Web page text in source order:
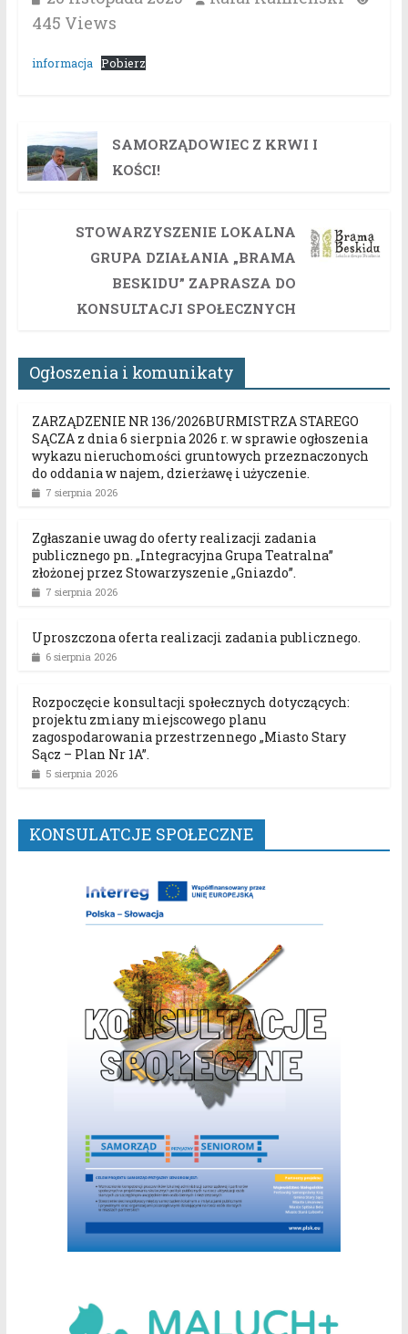
445 Views
informacja Pobierz
SAMORZĄDOWIEC Z KRWI I
KOŚCI!
STOWARZYSZENIE LOKALNA
GRUPA DZIAŁANIA „BRAMA
BESKIDU” ZAPRASZA DO
KONSULTACJI SPOŁECZNYCH
Ogłoszenia i komunikaty
ZARZĄDZENIE NR 136/2026BURMISTRZA STAREGO
SĄCZA z dnia 6 sierpnia 2026 r. w sprawie ogłoszenia
wykazu nieruchomości gruntowych przeznaczonych
do oddania w najem, dzierżawę i użyczenie.
7 sierpnia 2026
Zgłaszanie uwag do oferty realizacji zadania
publicznego pn. „Integracyjna Grupa Teatralna”
złożonej przez Stowarzyszenie „Gniazdo”.
7 sierpnia 2026
Uproszczona oferta realizacji zadania publicznego.
6 sierpnia 2026
Rozpoczęcie konsultacji społecznych dotyczących:
projektu zmiany miejscowego planu
zagospodarowania przestrzennego „Miasto Stary
Sącz – Plan Nr 1A”.
5 sierpnia 2026
KONSULATCJE SPOŁECZNE